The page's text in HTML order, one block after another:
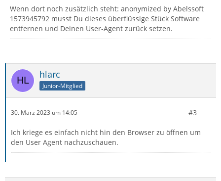
Wenn dort noch zusätzlich steht: anonymized by Abelssoft
1573945792 musst Du dieses überflüssige Stück Software
entfernen und Deinen User-Agent zurück setzen.
hlarc
Junior-Mitglied
30. März 2023 um 14:05 #3
Ich kriege es einfach nicht hin den Browser zu öffnen um
den User Agent nachzuschauen.